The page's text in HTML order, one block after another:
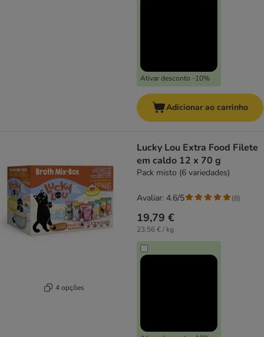
Ativar desconto -10%
Adicionar ao carrinho
4 opções
Lucky Lou Extra Food Filete
em caldo 12 x 70 g
Pack misto (6 variedades)
19,79 €
23,56 € / kg
Avaliar: 4.6/5 (8)